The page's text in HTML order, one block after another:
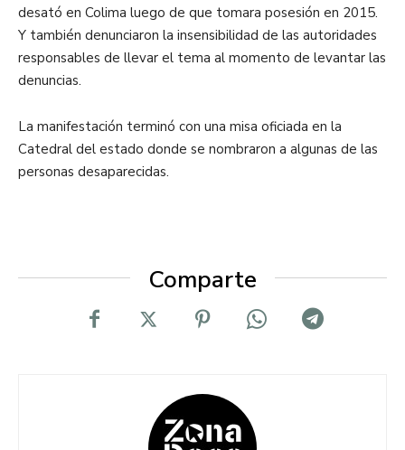
desató en Colima luego de que tomara posesión en 2015.
Y también denunciaron la insensibilidad de las autoridades
responsables de llevar el tema al momento de levantar las
denuncias.
La manifestación terminó con una misa oficiada en la
Catedral del estado donde se nombraron a algunas de las
personas desaparecidas.
Comparte